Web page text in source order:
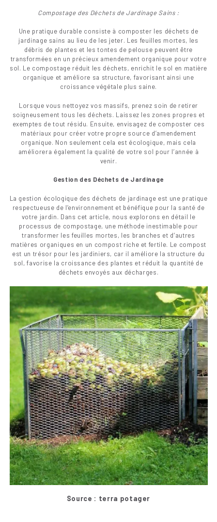
Compostage des Déchets de Jardinage Sains :
Une pratique durable consiste à composter les déchets de
jardinage sains au lieu de les jeter. Les feuilles mortes, les
débris de plantes et les tontes de pelouse peuvent être
transformées en un précieux amendement organique pour votre
sol. Le compostage réduit les déchets, enrichit le sol en matière
organique et améliore sa structure, favorisant ainsi une
croissance végétale plus saine.
Lorsque vous nettoyez vos massifs, prenez soin de retirer
soigneusement tous les déchets. Laissez les zones propres et
exemptes de tout résidu. Ensuite, envisagez de composter ces
matériaux pour créer votre propre source d’amendement
organique. Non seulement cela est écologique, mais cela
améliorera également la qualité de votre sol pour l’année à
venir.
Gestion des Déchets de Jardinage
La gestion écologique des déchets de jardinage est une pratique
respectueuse de l’environnement et bénéfique pour la santé de
votre jardin. Dans cet article, nous explorons en détail le
processus de compostage, une méthode inestimable pour
transformer les feuilles mortes, les branches et d’autres
matières organiques en un compost riche et fertile. Le compost
est un trésor pour les jardiniers, car il améliore la structure du
sol, favorise la croissance des plantes et réduit la quantité de
déchets envoyés aux décharges.
Source : terra potager